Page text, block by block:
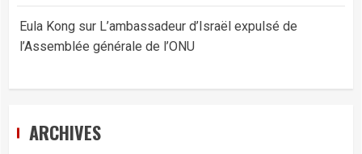
Eula Kong sur L’ambassadeur d’Israël expulsé de
l’Assemblée générale de l’ONU
ARCHIVES